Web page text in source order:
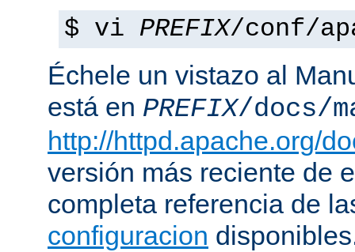
$ vi PREFIX/conf/
Échele un vistazo al
está en PREFIX/docs/
http://httpd.apache.org/
versión más reciente de
completa referencia de
configuracion